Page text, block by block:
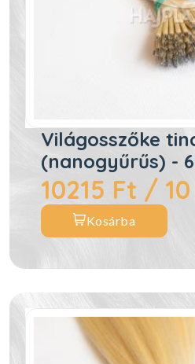
Világosszőke
(nanogyűrűs) -
10215 Ft /
Kosárba